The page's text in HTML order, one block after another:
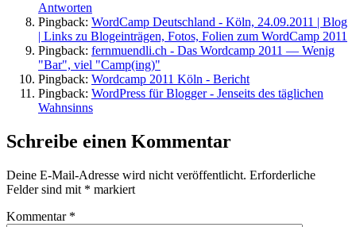
Antworten
Pingback: WordCamp Deutschland - Köln, 24.09.2011 | Blog
| Links zu Blogeinträgen, Fotos, Folien zum WordCamp 2011
Pingback: fernmuendli.ch - Das Wordcamp 2011 — Wenig
"Bar", viel "Camp(ing)"
Pingback: Wordcamp 2011 Köln - Bericht
Pingback: WordPress für Blogger - Jenseits des täglichen
Wahnsinns
Schreibe einen Kommentar
Deine E-Mail-Adresse wird nicht veröffentlicht. Erforderliche
Felder sind mit * markiert
Kommentar *